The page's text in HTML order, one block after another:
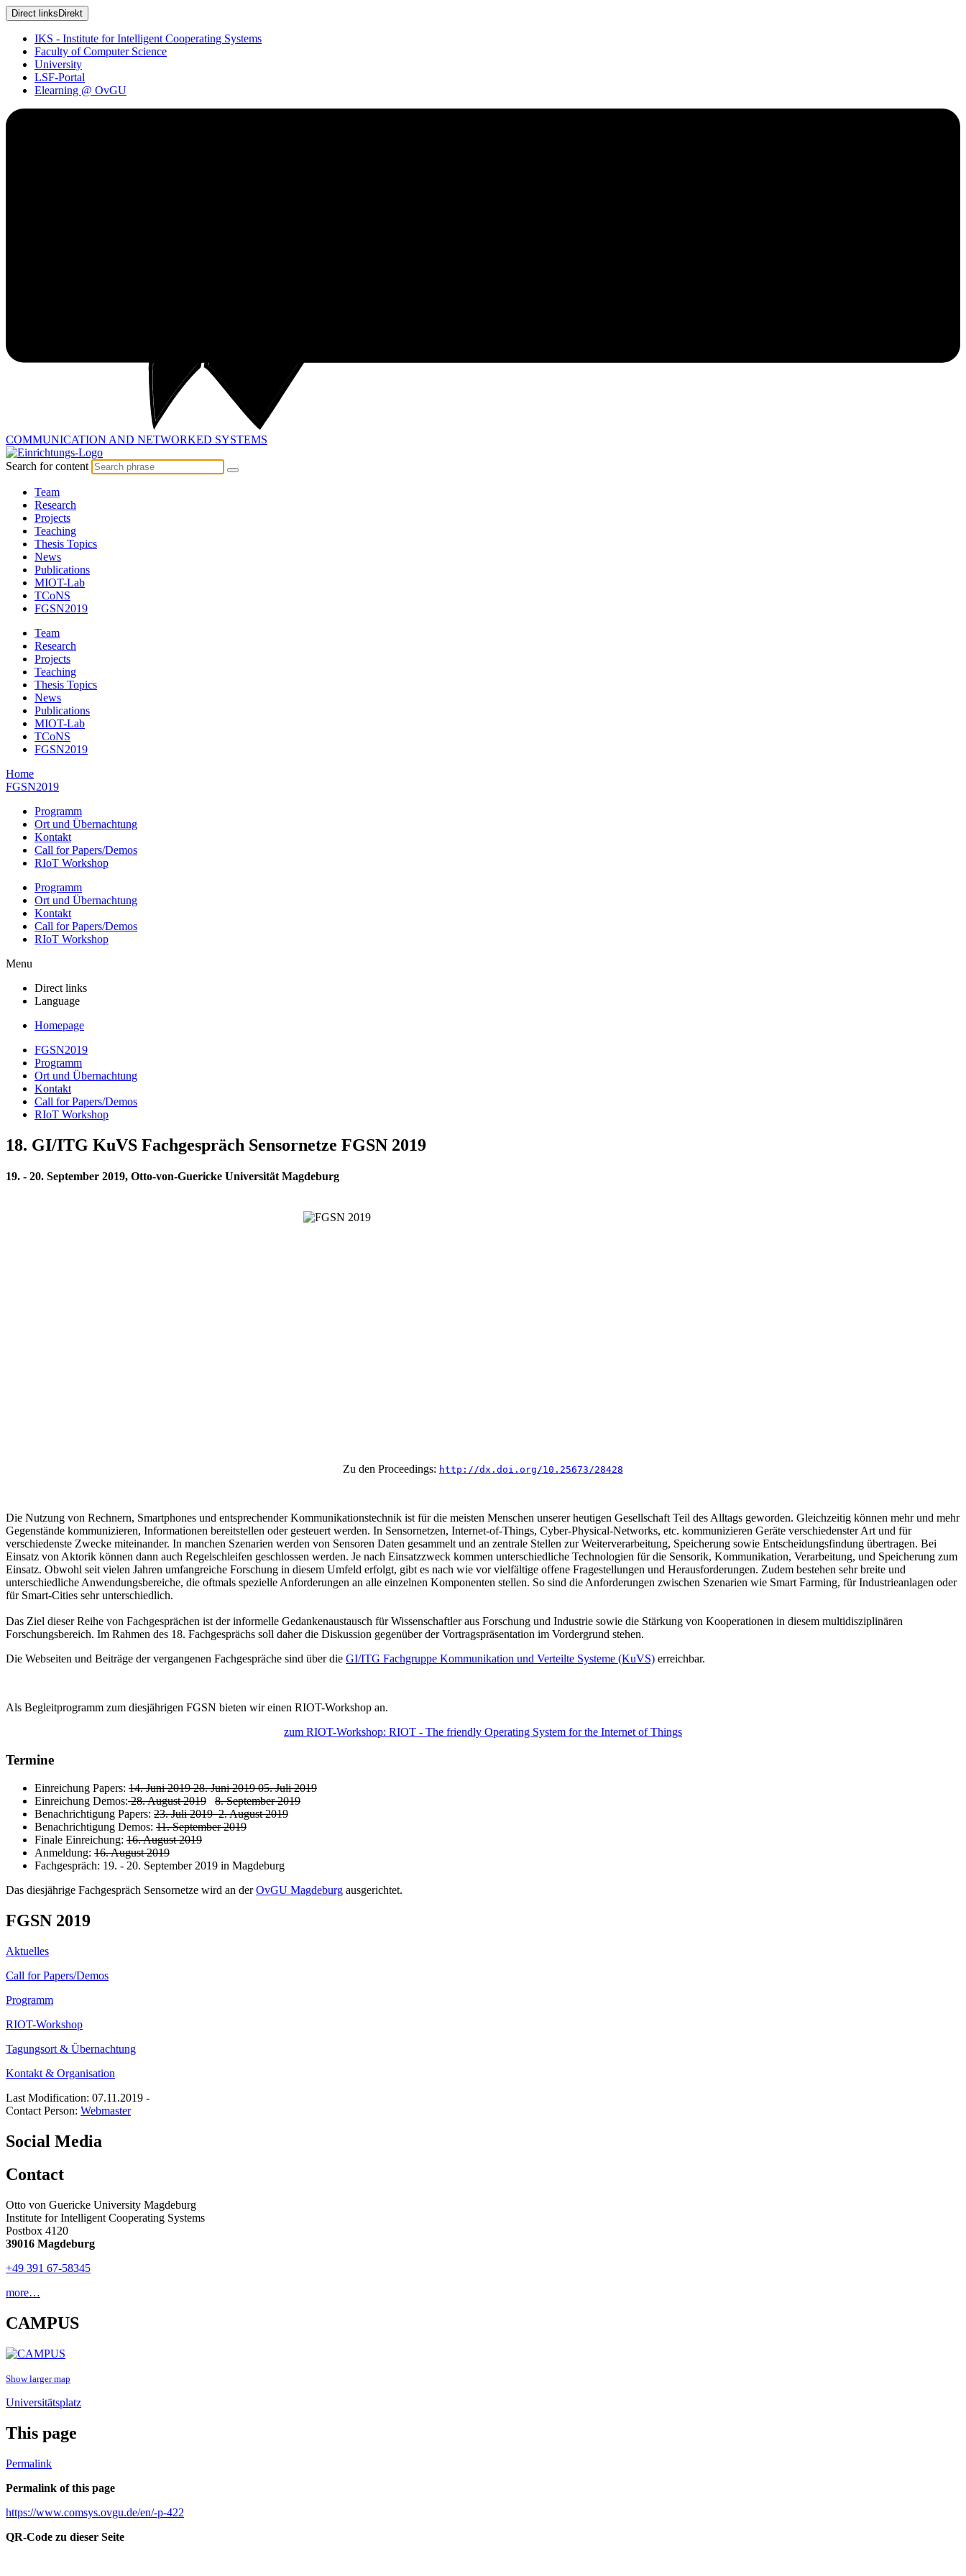
Direct links Direkt
IKS - Institute for Intelligent Cooperating Systems
Faculty of Computer Science
University
LSF-Portal
Elearning @ OvGU
COMMUNICATION AND NETWORKED SYSTEMS
Search for content
Team
Research
Projects
Teaching
Thesis Topics
News
Publications
MIOT-Lab
TCoNS
FGSN2019
Team
Research
Projects
Teaching
Thesis Topics
News
Publications
MIOT-Lab
TCoNS
FGSN2019
Home
FGSN2019
Programm
Ort und Übernachtung
Kontakt
Call for Papers/Demos
RIoT Workshop
Programm
Ort und Übernachtung
Kontakt
Call for Papers/Demos
RIoT Workshop
Menu
Direct links
Language
Homepage
FGSN2019
Programm
Ort und Übernachtung
Kontakt
Call for Papers/Demos
RIoT Workshop
18. GI/ITG KuVS Fachgespräch Sensornetze FGSN 2019
19. - 20. September 2019, Otto-von-Guericke Universität Magdeburg
Zu den Proceedings: http://dx.doi.org/10.25673/28428
Die Nutzung von Rechnern, Smartphones und entsprechender Kommunikationstechnik ist für die meisten Menschen unserer heutigen Gesellschaft Teil des Alltags geworden. Gleichzeitig können mehr und mehr
Gegenstände kommunizieren, Informationen bereitstellen oder gesteuert werden. In Sensornetzen, Internet-of-Things, Cyber-Physical-Networks, etc. kommunizieren Geräte verschiedenster Art und für
verschiedenste Zwecke miteinander. In manchen Szenarien werden von Sensoren Daten gesammelt und an zentrale Stellen zur Weiterverarbeitung, Speicherung sowie Entscheidungsfindung übertragen. Bei
Einsatz von Aktorik können dann auch Regelschleifen geschlossen werden. Je nach Einsatzzweck kommen unterschiedliche Technologien für die Sensorik, Kommunikation, Verarbeitung, und Speicherung zum
Einsatz. Obwohl seit vielen Jahren umfangreiche Forschung in diesem Umfeld erfolgt, gibt es nach wie vor vielfältige offene Fragestellungen und Herausforderungen. Zudem bestehen sehr breite und
unterschiedliche Anwendungsbereiche, die oftmals spezielle Anforderungen an alle einzelnen Komponenten stellen. So sind die Anforderungen zwischen Szenarien wie Smart Farming, für Industrieanlagen oder
für Smart-Cities sehr unterschiedlich.
Das Ziel dieser Reihe von Fachgesprächen ist der informelle Gedankenaustausch für Wissenschaftler aus Forschung und Industrie sowie die Stärkung von Kooperationen in diesem multidisziplinären
Forschungsbereich. Im Rahmen des 18. Fachgesprächs soll daher die Diskussion gegenüber der Vortragspräsentation im Vordergrund stehen.
Die Webseiten und Beiträge der vergangenen Fachgespräche sind über die GI/ITG Fachgruppe Kommunikation und Verteilte Systeme (KuVS) erreichbar.
Als Begleitprogramm zum diesjährigen FGSN bieten wir einen RIOT-Workshop an.
zum RIOT-Workshop: RIOT - The friendly Operating System for the Internet of Things
Termine
Einreichung Papers: 14. Juni 2019 28. Juni 201905. Juli 2019
Einreichung Demos:28. August 2019
8. September 2019
Benachrichtigung Papers: 23. Juli 2019 2. August 2019
Benachrichtigung Demos: 11. September 2019
Finale Einreichung: 16. August 2019
Anmeldung: 16. August 2019
Fachgespräch: 19. - 20. September 2019 in Magdeburg
Das diesjährige Fachgespräch Sensornetze wird an derOvGU Magdeburg ausgerichtet.
FGSN 2019
Aktuelles
Call for Papers/Demos
Programm
RIOT-Workshop
Tagungsort & Übernachtung
Kontakt & Organisation
Last Modification: 07.11.2019 -
Contact Person: Webmaster
Social Media
Contact
Otto von Guericke University Magdeburg
Institute for Intelligent Cooperating Systems
Postbox 4120
39016 Magdeburg
+49 391 67-58345
more…
CAMPUS
Show larger map
Universitätsplatz
This page
Permalink
Permalink of this page
https://www.comsys.ovgu.de/en/-p-422
QR-Code zu dieser Seite